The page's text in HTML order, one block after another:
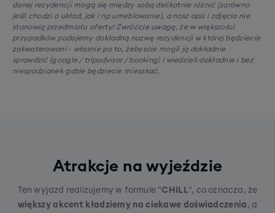
danej rezydencji mogą się między sobą delikatnie różnić (zarówno
jeśli chodzi o układ, jak i np umeblowanie), a nasz opis i zdjęcia nie
stanowią przedmiotu oferty! Zwróćcie uwagę, że w większości
przypadków podajemy dokładną nazwę rezydencji w której będziecie
zakwaterowani - własnie po to, żebyscie mogli ją dokładnie
sprawdzić (google / tripadvisor / booking) i wiedzieli dokładnie i bez
niespodzianek gdzie będziecie mieszkać.
Atrakcje na wyjeździe
Ten wyjazd realizujemy w formule "CHILL", co oznacza, że
większy akcent kładziemy na ciekawe doświadczenia , a